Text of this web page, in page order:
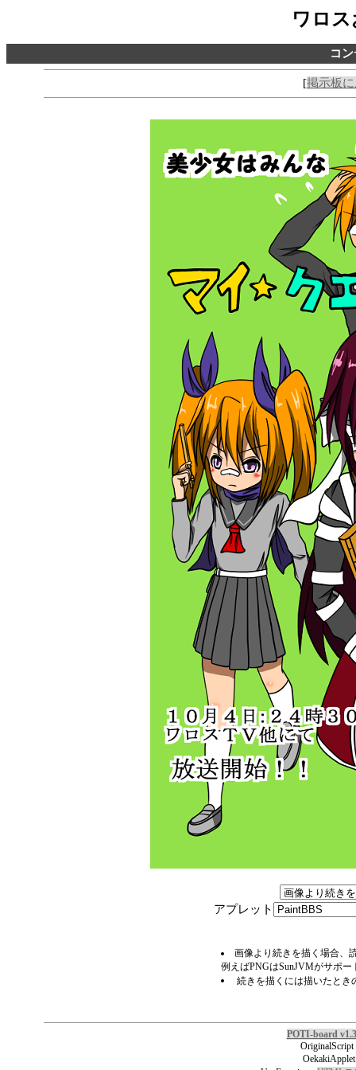
ワロ
コ
[掲示板
アプレット
画像より続きを描く場合、
例えばPNGはSunJVMがサポ
続きを描くには描いたとき
POTI-board